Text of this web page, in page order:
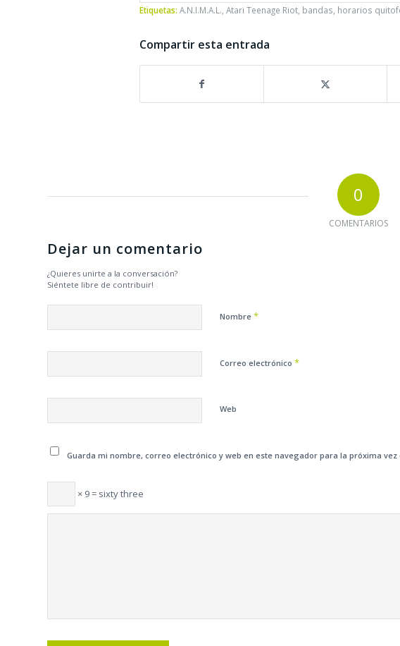
Etiquetas: A.N.I.M.A.L., Atari Teenage Riot, bandas, horarios
Compartir esta entrada
0
COMENTARIOS
Dejar un comentario
¿Quieres unirte a la conversación?
Siéntete libre de contribuir!
Nombre *
Correo electrónico *
Web
Guarda mi nombre, correo electrónico y web en este navegador para la próxima vez
× 9 = sixty three